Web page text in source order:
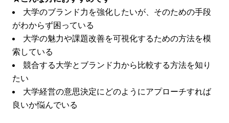
大学のブランド力を強化したいが、そのための手段
がわからず困っている
大学の魅力や課題改善を可視化するための方法を模
索している
競合する大学とブランド力から比較する方法を知り
たい
大学経営の意思決定にどのようにアプローチすれば
良いか悩んでいる